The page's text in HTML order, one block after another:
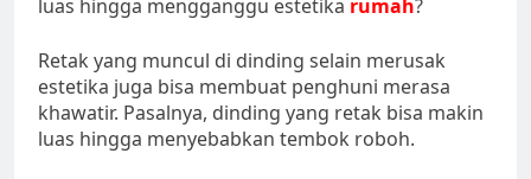
luas hingga mengganggu estetika rumah?
Retak yang muncul di dinding selain merusak
estetika juga bisa membuat penghuni merasa
khawatir. Pasalnya, dinding yang retak bisa makin
luas hingga menyebabkan tembok roboh.